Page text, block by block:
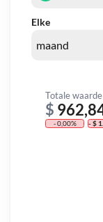
Elke
Totale waarde
$
- 0,00% - $